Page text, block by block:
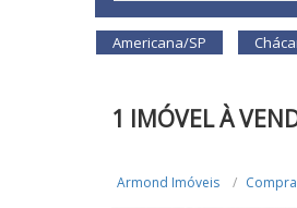
Americana/SP
1 IMÓVEL À
Armond Imóveis